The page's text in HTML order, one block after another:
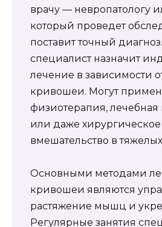
врачу — невропатологу
который проведет
поставит точный
специалист назначит
лечение в зависимости
кривошеи. Могут
физиотерапия, лечебная
или даже хирургическое
вмешательство в тяжелых
Основными методами
кривошеи являются
растяжение мышц и
Регулярные занятия